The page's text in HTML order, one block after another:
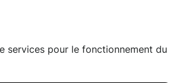
services pour le fonctionnement du